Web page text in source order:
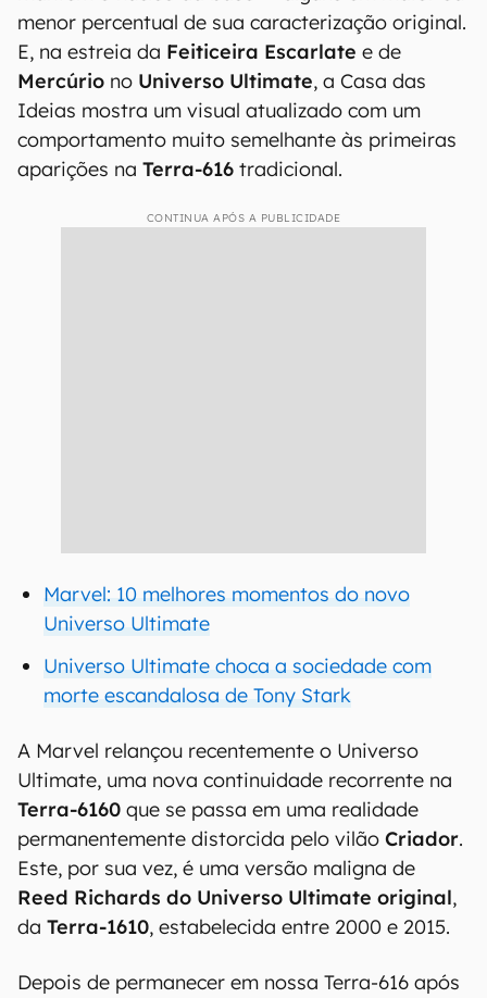
menor percentual de sua caracterização original.
E, na estreia da Feiticeira Escarlate e de
Mercúrio no Universo Ultimate, a Casa das
Ideias mostra um visual atualizado com um
comportamento muito semelhante às primeiras
aparições na Terra-616 tradicional.
CONTINUA APÓS A PUBLICIDADE
Marvel: 10 melhores momentos do novo
Universo Ultimate
Universo Ultimate choca a sociedade com
morte escandalosa de Tony Stark
A Marvel relançou recentemente o Universo
Ultimate, uma nova continuidade recorrente na
Terra-6160 que se passa em uma realidade
permanentemente distorcida pelo vilão Criador.
Este, por sua vez, é uma versão maligna de
Reed Richards do Universo Ultimate original,
da Terra-1610, estabelecida entre 2000 e 2015.
Depois de permanecer em nossa Terra-616 após